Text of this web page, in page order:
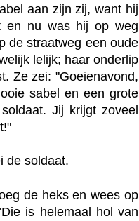
aan zijn zij, want hij
en nu was hij op weg
de straatweg een oude
lelijk; haar onderlip
Ze zei: "Goeienavond,
sabel en een grote
Jij krijgt zoveel
de soldaat.
de heks en wees op
is helemaal hol van